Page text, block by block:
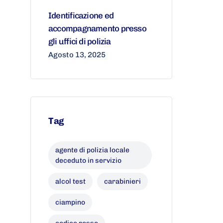
Identificazione ed
accompagnamento presso
gli uffici di polizia
Agosto 13, 2025
Tag
agente di polizia locale
deceduto in servizio
alcol test carabinieri
ciampino